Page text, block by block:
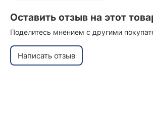
Оставить отзыв на этот
Поделитесь мнением с другими
Написать отзыв